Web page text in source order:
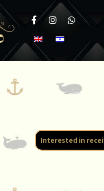
Interested in